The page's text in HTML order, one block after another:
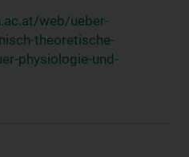
web/ueber-
theoretische-
physiologie-und-